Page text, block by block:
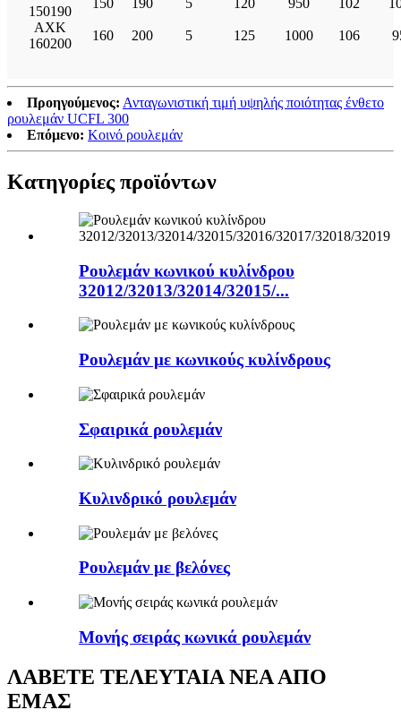
150190
150 190 5 120 950 102
AXK
160200
160 200 5 125 1000 106
Προηγούμενος: Ανταγωνιστική τιμή υψηλής ποιότητας ένθετο
ρουλεμάν UCFL 300
Επόμενο: Κοινό ρουλεμάν
Κατηγορίες προϊόντων
Ρουλεμάν κωνικού κυλίνδρου
32012/32013/32014/32015/...
Ρουλεμάν με κωνικούς κυλίνδρους
Σφαιρικά ρουλεμάν
Κυλινδρικό ρουλεμάν
Ρουλεμάν με βελόνες
Μονής σειράς κωνικά ρουλεμάν
ΛΑΒΕΤΕ ΤΕΛΕΥΤΑΙΑ ΝΕΑ ΑΠΟ
ΕΜΑΣ